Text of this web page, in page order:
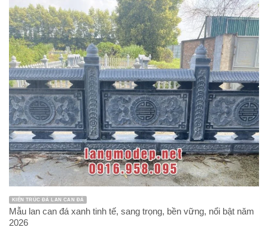
KIẾN TRÚC ĐÁ LAN CAN ĐÁ
Mẫu lan can đá xanh tinh tế, sang trọng, bền vững, nổi bật năm
2026